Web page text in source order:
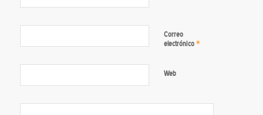
Correo
electrónico *
Web